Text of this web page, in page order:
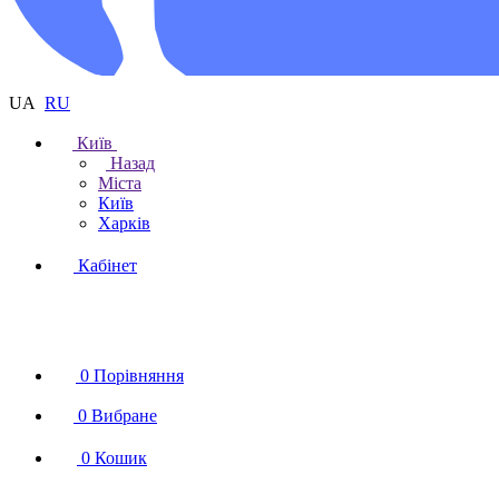
UA RU
Київ
Назад
Міста
Київ
Харків
Кабінет
0 Порівняння
0 Вибране
0 Кошик